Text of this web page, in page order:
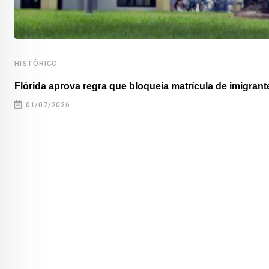
HISTÓRICO
Flórida aprova regra que bloqueia matrícula de
01/07/2026